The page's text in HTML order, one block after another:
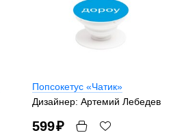
Попсокетус «Чатик»
Дизайнер: Артемий Лебедев
599₽